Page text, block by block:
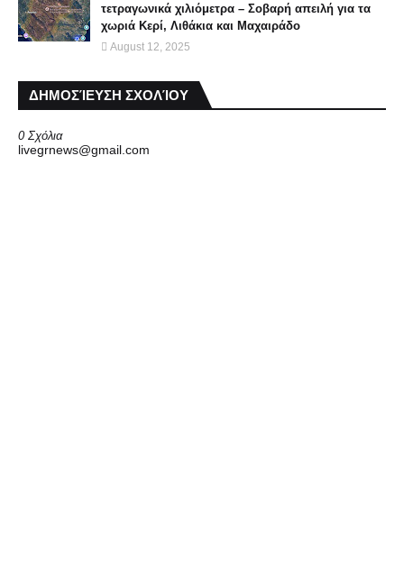
τετραγωνικά χιλιόμετρα – Σοβαρή απειλή για τα
χωριά Κερί, Λιθάκια και Μαχαιράδο
August 12, 2025
ΔΗΜΟΣΊΕΥΣΗ ΣΧΟΛΊΟΥ
0 Σχόλια
livegrnews@gmail.com